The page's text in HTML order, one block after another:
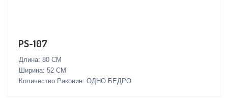
PS-107
Длина: 80 СМ
Ширина: 52 СМ
Количество Раковин: ОДНО БЕДРО